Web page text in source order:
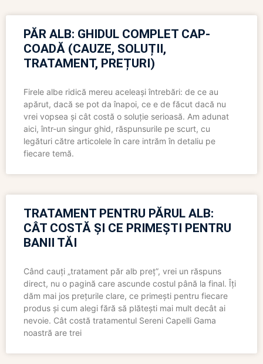
PĂR ALB: GHIDUL COMPLET CAP-
COADĂ (CAUZE, SOLUȚII,
TRATAMENT, PREȚURI)
Firele albe ridică mereu aceleași întrebări: de ce au
apărut, dacă se pot da înapoi, ce e de făcut dacă nu
vrei vopsea și cât costă o soluție serioasă. Am adunat
aici, într-un singur ghid, răspunsurile pe scurt, cu
legături către articolele în care intrăm în detaliu pe
fiecare temă.
TRATAMENT PENTRU PĂRUL ALB:
CÂT COSTĂ ȘI CE PRIMEȘTI PENTRU
BANII TĂI
Când cauți „tratament păr alb preț”, vrei un răspuns
direct, nu o pagină care ascunde costul până la final. Îți
dăm mai jos prețurile clare, ce primești pentru fiecare
produs și cum alegi fără să plătești mai mult decât ai
nevoie. Cât costă tratamentul Sereni Capelli Gama
noastră are trei